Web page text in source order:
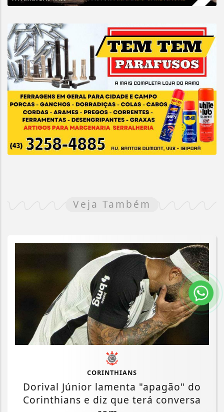
Veja Também
CORINTHIANS
Dorival Júnior lamenta "apagão" do
Corinthians e diz que terá conversa